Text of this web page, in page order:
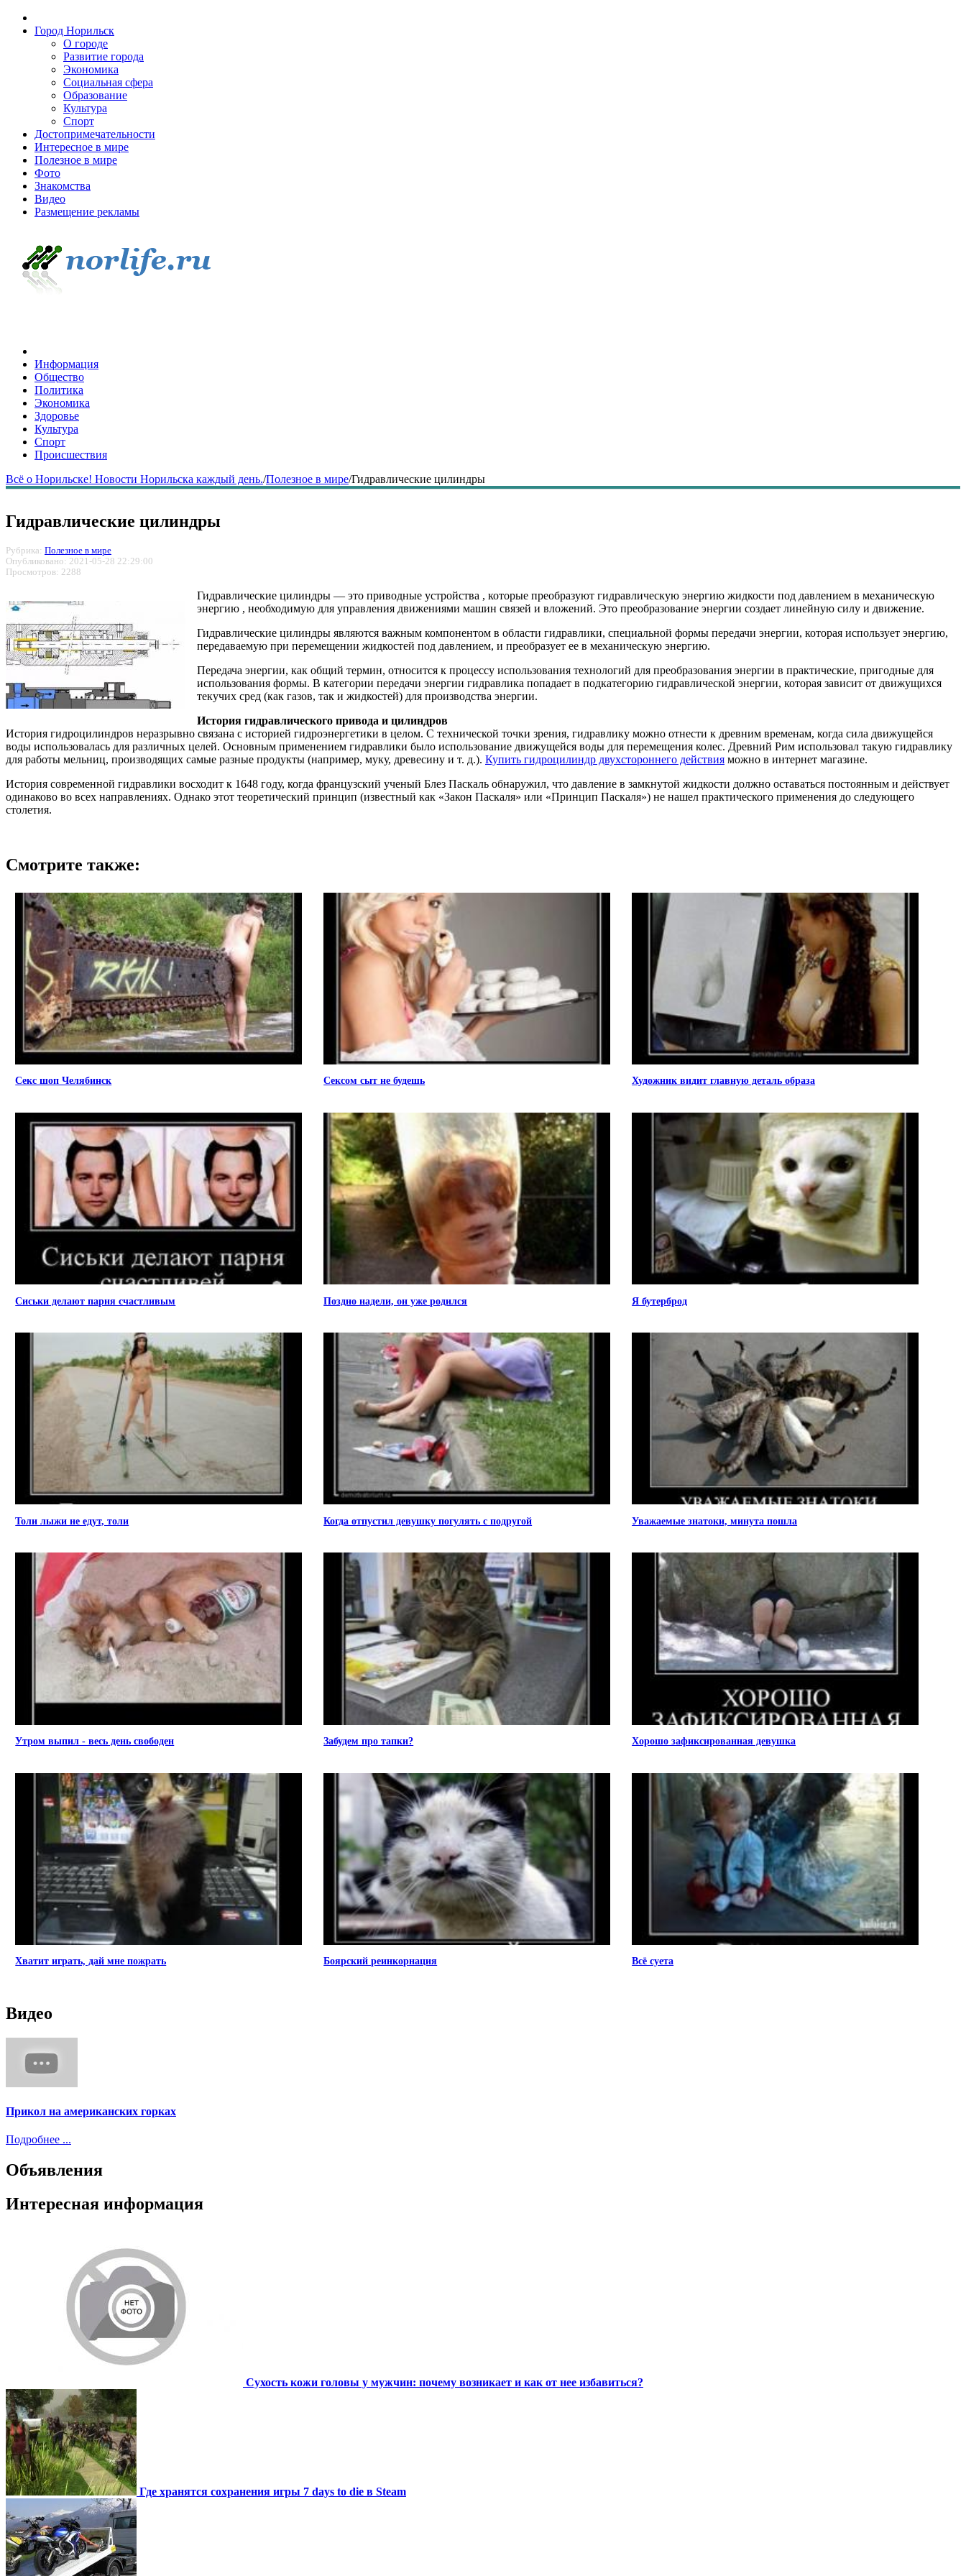
Город Норильск
О городе
Развитие города
Экономика
Социальная сфера
Образование
Культура
Спорт
Достопримечательности
Интересное в мире
Полезное в мире
Фото
Знакомства
Видео
Размещение рекламы
Информация
Общество
Политика
Экономика
Здоровье
Культура
Спорт
Происшествия
Всё о Норильске! Новости Норильска каждый день./Полезное в мире/Гидравлические цилиндры
Гидравлические цилиндры
Рубрика: Полезное в мире
Опубликовано: 2021-05-28 22:29:00
Просмотров: 2288
Гидравлические цилиндры — это приводные устройства , которые преобразуют гидравлическую энергию жидкости под давлением в механическую
энергию , необходимую для управления движениями машин связей и вложений. Это преобразование энергии создает линейную силу и движение.
Гидравлические цилиндры являются важным компонентом в области гидравлики, специальной формы передачи энергии, которая использует энергию,
передаваемую при перемещении жидкостей под давлением, и преобразует ее в механическую энергию.
Передача энергии, как общий термин, относится к процессу использования технологий для преобразования энергии в практические, пригодные для
использования формы. В категории передачи энергии гидравлика попадает в подкатегорию гидравлической энергии, которая зависит от движущихся
текучих сред (как газов, так и жидкостей) для производства энергии.
История гидравлического привода и цилиндров
История гидроцилиндров неразрывно связана с историей гидроэнергетики в целом. С технической точки зрения, гидравлику можно отнести к древним временам, когда сила движущейся
воды использовалась для различных целей. Основным применением гидравлики было использование движущейся воды для перемещения колес. Древний Рим использовал такую ​​гидравлику
для работы мельниц, производящих самые разные продукты (например, муку, древесину и т. д.). Купить гидроцилиндр двухстороннего действия можно в интернет магазине.
История современной гидравлики восходит к 1648 году, когда французский ученый Блез Паскаль обнаружил, что давление в замкнутой жидкости должно оставаться постоянным и действует
одинаково во всех направлениях. Однако этот теоретический принцип (известный как «Закон Паскаля» или «Принцип Паскаля») не нашел практического применения до следующего
столетия.
Смотрите также:
Секс шоп Челябинск Сексом сыт не будешь Художник видит главную деталь образа
Сиськи делают парня счастливым Поздно надели, он уже родился Я бутерброд
Толи лыжи не едут, толи Когда отпустил девушку погулять с подругой Уважаемые знатоки, минута пошла
Утром выпил - весь день свободен Забудем про тапки? Хорошо зафиксированная девушка
Хватит играть, дай мне пожрать Боярский реинкорнация Всё суета
Видео
Прикол на американских горках
Подробнее ...
Объявления
Интересная информация
Сухость кожи головы у мужчин: почему возникает и как от нее избавиться?
Где хранятся сохранения игры 7 days to die в Steam